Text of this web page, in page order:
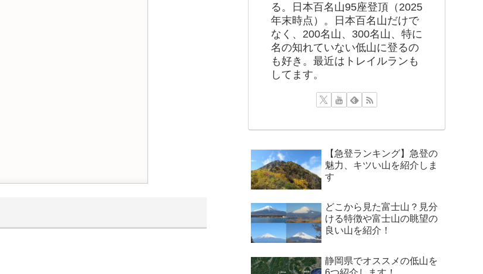
る。日本百名山95座登頂（2025
年末時点）。日本百名山だけで
なく、200名山、300名山、特に
名の知れていない低山に登るの
も好き。最近はトレイルランも
してます。
【急登ランキング】急登の
魅力、キツい山を紹介しま
す
どこから見た富士山？見分
ける特徴や富士山の眺望の
良い山を紹介！
静岡県でオススメの低山を